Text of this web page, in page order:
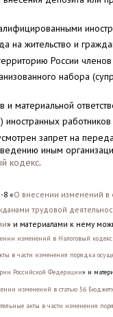
на жительство и
России
набора
материальной
работников
запрет на
иным
кодекс.
8 «О внесении изменений в
трудовой
» и материалами к нему
изменений в Налоговый
в части изменения порядка
Российской Федерации» и
изменений в статью 56
акты в части изменения